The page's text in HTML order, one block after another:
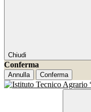
Chiudi
Conferma
Annulla Conferma